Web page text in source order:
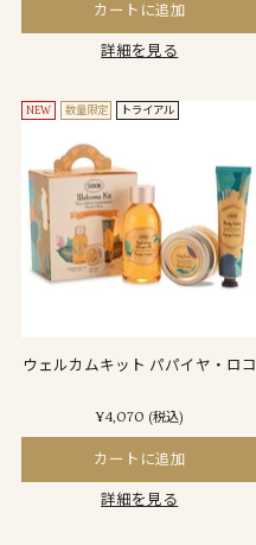
カートに追加
詳細を見る
NEW 数量限定 トライアル
ウェルカムキット パパイヤ・ロコ
¥4,070 (税込)
カートに追加
詳細を見る